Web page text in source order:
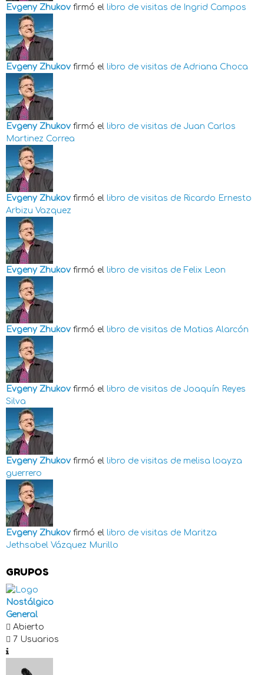
Evgeny Zhukov firmó el libro de visitas de Ingrid Campos
Evgeny Zhukov firmó el libro de visitas de Adriana Choca
Evgeny Zhukov firmó el libro de visitas de Juan Carlos
Martinez Correa
Evgeny Zhukov firmó el libro de visitas de Ricardo Ernesto
Arbizu Vazquez
Evgeny Zhukov firmó el libro de visitas de Felix Leon
Evgeny Zhukov firmó el libro de visitas de Matias Alarcón
Evgeny Zhukov firmó el libro de visitas de Joaquín Reyes
Silva
Evgeny Zhukov firmó el libro de visitas de melisa loayza
guerrero
Evgeny Zhukov firmó el libro de visitas de Maritza
Jethsabel Vázquez Murillo
GRUPOS
Nostálgico
General
Abierto
7 Usuarios